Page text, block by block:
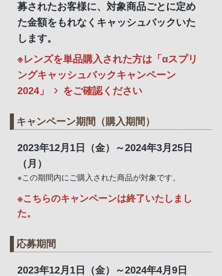
募されたお客様に、対象商品ごとに定め
た金額をもれなくキャッシュバックいた
します。
※レンズを単品購入された方は 「αスプリ
ングキャッシュバックキャンペーン
2024」
をご確認ください
キャンペーン期間（購入期間）
2023年12月1日（金）～2024年3月25日
（月）
※この期間内にご購入された商品が対象です。
※こちらのキャンペーンは終了いたしまし
た。
応募期間
2023年12月1日（金）～2024年4月9日